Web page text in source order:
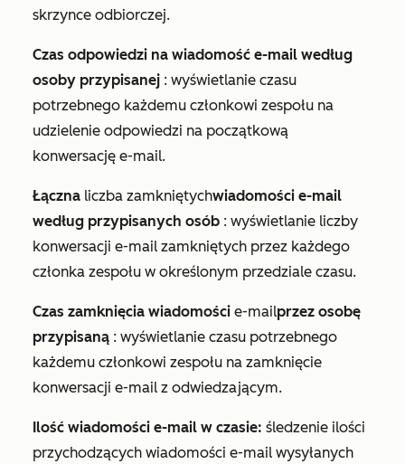
skrzynce odbiorczej.
Czas odpowiedzi na wiadomość e-mail według
osoby przypisanej : wyświetlanie czasu
potrzebnego każdemu członkowi zespołu na
udzielenie odpowiedzi na początkową
konwersację e-mail.
Łączna liczba zamkniętychwiadomości e-mail
według przypisanych osób : wyświetlanie liczby
konwersacji e-mail zamkniętych przez każdego
członka zespołu w określonym przedziale czasu.
Czas zamknięcia wiadomości e-mailprzez osobę
przypisaną : wyświetlanie czasu potrzebnego
każdemu członkowi zespołu na zamknięcie
konwersacji e-mail z odwiedzającym.
Ilość wiadomości e-mail w czasie: śledzenie ilości
przychodzących wiadomości e-mail wysyłanych